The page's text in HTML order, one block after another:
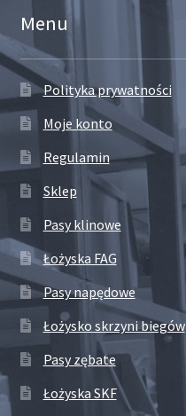
Menu
Polityka prywatności
Moje konto
Regulamin
Sklep
Pasy klinowe
Łożyska FAG
Pasy napędowe
Łożysko skrzyni biegów
Pasy zębate
Łożyska SKF